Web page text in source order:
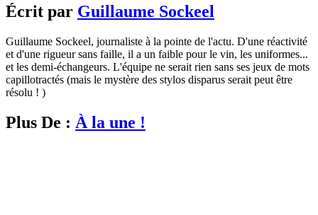
Écrit par Guillaume Sockeel
Guillaume Sockeel, journaliste à la pointe de l'actu. D'une réactivité
et d'une rigueur sans faille, il a un faible pour le vin, les uniformes...
et les demi-échangeurs. L'équipe ne serait rien sans ses jeux de mots
capillotractés (mais le mystère des stylos disparus serait peut être
résolu ! )
Plus De : À la une !